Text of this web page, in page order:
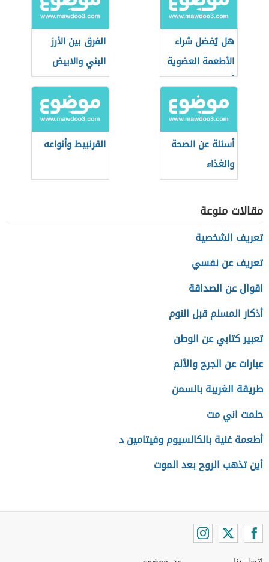
هل يُفضل شراء
الأطعمة العضوية
أثناء التسوق؟
الفرق بين الأرز
البني والابيض
أسئلة عن الصحة
والغذاء
القرنبيط وأنواعه
مقالات منوعة
تعريف الشخصية
تعريف عن نفسي
اقوال عن الصداقة
أذكار المسلم قبل النوم
تعبير كتابي عن الوطن
عبارات عن الجرح والألم
طريقة الغريبة بالسمن
حلمت اني مت
أطعمة غنية بالكالسيوم وفيتامين د
أين تذهب الروح بعد الموت